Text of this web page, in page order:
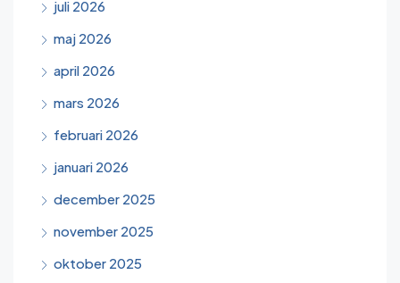
juli 2026
maj 2026
april 2026
mars 2026
februari 2026
januari 2026
december 2025
november 2025
oktober 2025